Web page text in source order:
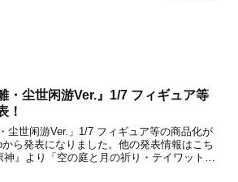
・尘世闲游Ver.』1/7 フィギュア等
！
尘世闲游Ver.」1/7 フィギュア等の商品化が
ら発表になりました。他の発表情報はこち
』より「空の庭と月の祈り・テイワットツ